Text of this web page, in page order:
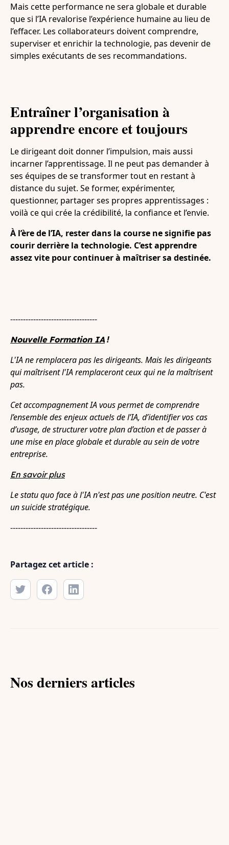
Mais cette performance ne sera globale et durable
que si l’IA revalorise l’expérience humaine au lieu de
l’effacer. Les collaborateurs doivent comprendre,
superviser et enrichir la technologie, pas devenir de
simples exécutants de ses recommandations.
Entraîner l’organisation à
apprendre encore et toujours
Le dirigeant doit donner l’impulsion, mais aussi
incarner l’apprentissage. Il ne peut pas demander à
ses équipes de se transformer tout en restant à
distance du sujet. Se former, expérimenter,
questionner, partager ses propres apprentissages :
voilà ce qui crée la crédibilité, la confiance et l’envie.
À l’ère de l’IA, rester dans la course ne signifie pas
courir derrière la technologie. C’est apprendre
assez vite pour continuer à maîtriser sa destinée.
----------------------------------
Nouvelle Formation IA !
L'IA ne remplacera pas les dirigeants. Mais les dirigeants
qui maîtrisent l'IA remplaceront ceux qui ne la maîtrisent
pas.
Cet accompagnement IA vous permet de comprendre
l’ensemble des enjeux actuels de l’IA, d’identifier vos cas
d’usage, de structurer votre plan d’action et de passer à
une mise en place globale et durable au sein de votre
entreprise.
En savoir plus
Le statu quo face à l'IA n'est pas une position neutre. C'est
un suicide stratégique.
----------------------------------
Partagez cet article :
Nos derniers articles